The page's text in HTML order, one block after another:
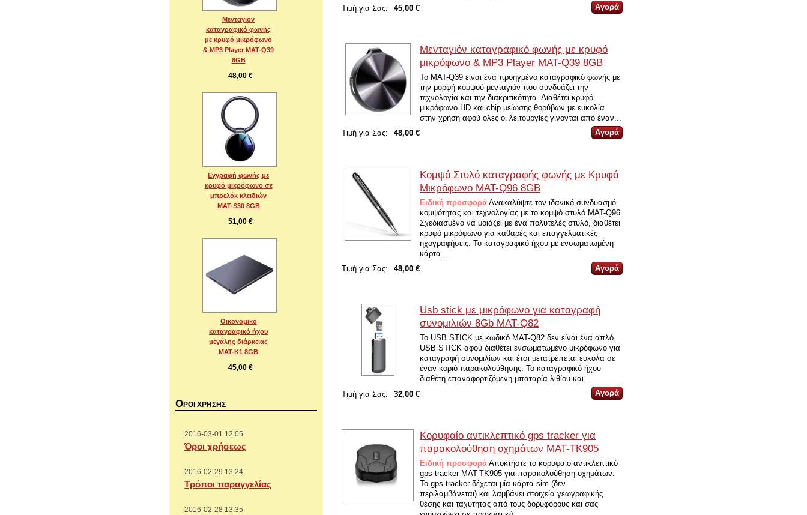
Τιμή για Σας:
45,00 €
Μενταγιόν καταγραφικό φωνής με κρυφό
μικρόφωνο & MP3 Player MAT-Q39 8GB
Το MAT-Q39 είναι ένα προηγμένο καταγραφικό φωνής με
την μορφή κομψού μενταγιόν που συνδυάζει την
τεχνολογία και την διακριτικότητα. Διαθέτει κρυφό
μικρόφωνο HD και chip μείωσης θορύβων με ευκολία
στην χρήση αφού όλες οι λειτουργίες γίνονται από έναν...
Τιμή για Σας:
48,00 €
Κομψό Στυλό καταγραφής φωνής με Κρυφό
Μικρόφωνο MAT-Q96 8GB
Ειδική προσφορά Ανακαλύψτε τον ιδανικό συνδυασμό
κομψότητας και τεχνολογίας με το κομψό στυλό MAT-Q96.
Σχεδιασμένο να μοιάζει με ένα πολυτελές στυλό, διαθέτει
κρυφό μικρόφωνο για καθαρές και επαγγελματικές
ηχογραφήσεις. Το καταγραφικό ήχου με ενσωματωμένη
κάρτα...
Τιμή για Σας:
48,00 €
Usb stick με μικρόφωνο για καταγραφή
συνομιλιών 8Gb MAT-Q82
Το USB STICK με κωδικό MAT-Q82 δεν είναι ένα απλό
USB STICK αφού διαθέτει ενσωματωμένο μικρόφωνο για
καταγραφή συνομιλίων και έτσι μετατρέπεται εύκολα σε
έναν κοριό παρακολούθησης. Το καταγραφικό ήχου
διαθέτη επαναφορτιζόμενη μπαταρία λιθίου και...
Τιμή για Σας:
32,00 €
Κορυφαίο αντικλεπτικό gps tracker για
παρακολούθηση οχημάτων MAT-TK905
Ειδική προσφορά Αποκτήστε το κορυφαίο αντικλεπτικό
gps tracker MAT-TK905 για παρακολούθηση οχημάτων.
Το gps tracker δέχεται μία κάρτα sim (δεν
περιλαμβάνεται) και λαμβάνει στοιχεία γεωγραφικής
θέσης και ταχύτητας από τους δορυφόρους και σας
Μενταγιόν
καταγραφικό φωνής
με κρυφό μικρόφωνο
& MP3 Player MAT-Q39
8GB
48,00 €
Εγγραφή φωνής με
κρυφό μικρόφωνο σε
μπρελόκ κλειδιών
MAT-S30 8GB
51,00 €
Οικονομικό
καταγραφικό ήχου
μεγάλης διάρκειας
MAT-K1 8GB
45,00 €
ΟΡΟΙ ΧΡΗΣΗΣ
2016-03-01 12:05
Όροι χρήσεως
2016-02-29 13:24
Τρόποι παραγγελίας
2016-02-28 13:35